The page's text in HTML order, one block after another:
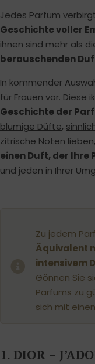
Jedes Parfum
Geschichte voller
ihnen sind mehr als
berauschenden
In kommender
für Frauen vor. Diese
Geschichte der
blumige Düfte,
zitrische Noten
einen Duft, der
und jeden in Ihrer
Zu jedem
Äquivalent
intensivem
Gönnen Sie
Parfums zu
sich mit
1. DIOR –